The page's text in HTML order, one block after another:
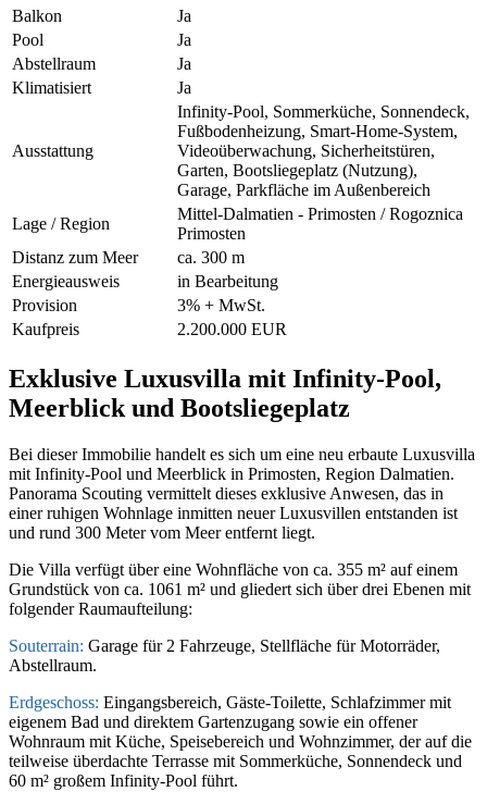
Balkon
Ja
Pool
Ja
Abstellraum
Ja
Klimatisiert
Ja
Ausstattung
Infinity-Pool, Sommerküche, Sonnendeck,
Fußbodenheizung, Smart-Home-System,
Videoüberwachung, Sicherheitstüren,
Garten, Bootsliegeplatz (Nutzung),
Garage, Parkfläche im Außenbereich
Lage / Region
Mittel-Dalmatien - Primosten / Rogoznica
Primosten
Distanz zum Meer
ca. 300 m
Energieausweis
in Bearbeitung
Provision
3% + MwSt.
Kaufpreis
2.200.000 EUR
Exklusive Luxusvilla mit Infinity-Pool,
Meerblick und Bootsliegeplatz
Bei dieser Immobilie handelt es sich um eine neu erbaute Luxusvilla
mit Infinity-Pool und Meerblick in Primosten, Region Dalmatien.
Panorama Scouting vermittelt dieses exklusive Anwesen, das in
einer ruhigen Wohnlage inmitten neuer Luxusvillen entstanden ist
und rund 300 Meter vom Meer entfernt liegt.
Die Villa verfügt über eine Wohnfläche von ca. 355 m² auf einem
Grundstück von ca. 1061 m² und gliedert sich über drei Ebenen mit
folgender Raumaufteilung:
Souterrain: Garage für 2 Fahrzeuge, Stellfläche für Motorräder,
Abstellraum.
Erdgeschoss: Eingangsbereich, Gäste-Toilette, Schlafzimmer mit
eigenem Bad und direktem Gartenzugang sowie ein offener
Wohnraum mit Küche, Speisebereich und Wohnzimmer, der auf die
teilweise überdachte Terrasse mit Sommerküche, Sonnendeck und
60 m² großem Infinity-Pool führt.